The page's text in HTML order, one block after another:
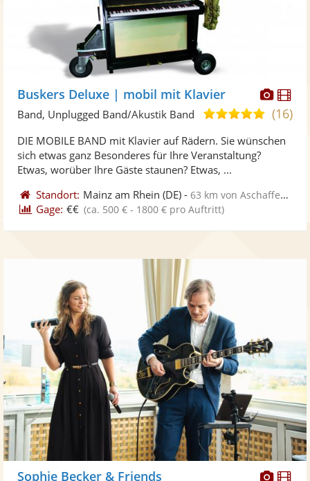
Fotos
Buskers Deluxe | mobil mit Klavier
5,0
5
(16)
Band, Unplugged Band/Akustik Band
DIE MOBILE BAND mit Klavier auf Rädern. Sie wünschen
sich etwas ganz Besonderes für Ihre Veranstaltung?
Etwas, worüber Ihre Gäste staunen? Etwas, ...
Standort: Mainz am Rhein (DE) -63 km von Aschaffenburg
Gage: €€ (ca. 500 € - 1800 € pro Auftritt)
Sophie Becker & Friends